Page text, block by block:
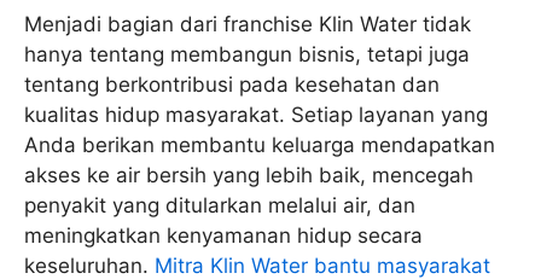
Menjadi bagian dari franchise Klin Water tidak
hanya tentang membangun bisnis, tetapi juga
tentang berkontribusi pada kesehatan dan
kualitas hidup masyarakat. Setiap layanan yang
Anda berikan membantu keluarga mendapatkan
akses ke air bersih yang lebih baik, mencegah
penyakit yang ditularkan melalui air, dan
meningkatkan kenyamanan hidup secara
keseluruhan. Mitra Klin Water bantu masyarakat